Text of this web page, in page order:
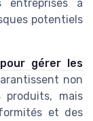
entreprises à
potentiels
gérer les
non
produits, mais
et des